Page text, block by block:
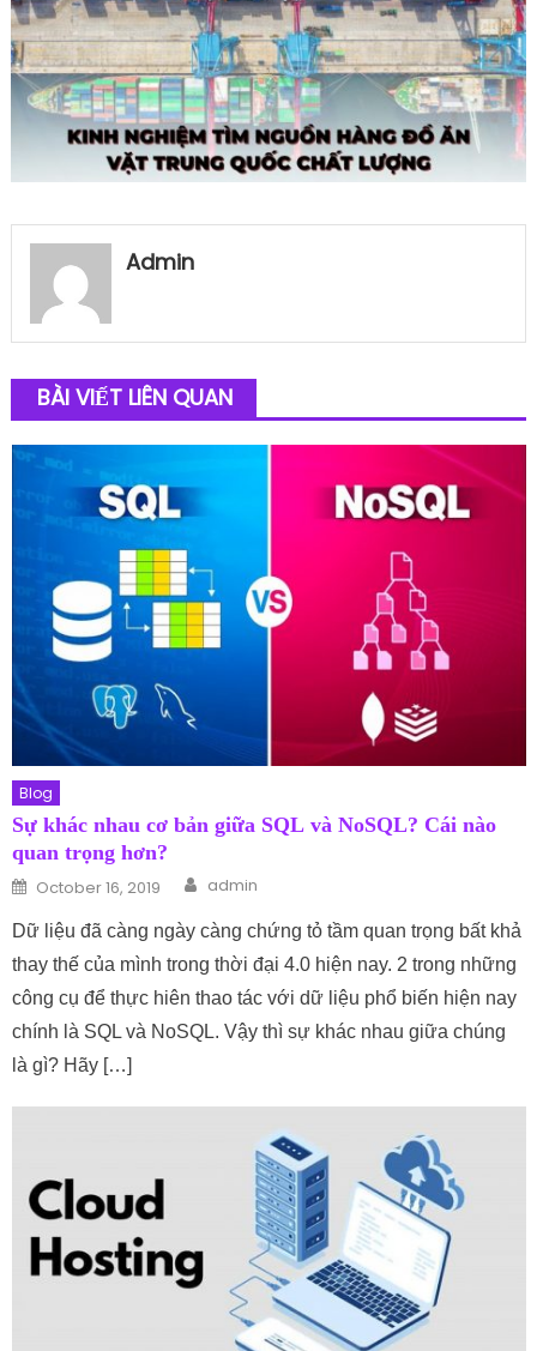
Admin
BÀI VIẾT LIÊN QUAN
Blog
Sự khác nhau cơ bản giữa SQL và NoSQL? Cái nào
quan trọng hơn?
Posted on
October 16, 2019 Author
admin
Dữ liệu đã càng ngày càng chứng tỏ tầm quan trọng bất khả
thay thế của mình trong thời đại 4.0 hiện nay. 2 trong những
công cụ để thực hiên thao tác với dữ liệu phổ biến hiện nay
chính là SQL và NoSQL. Vậy thì sự khác nhau giữa chúng
là gì? Hãy […]